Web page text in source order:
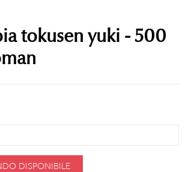
tokusen yuki - 500
DISPONIBILE